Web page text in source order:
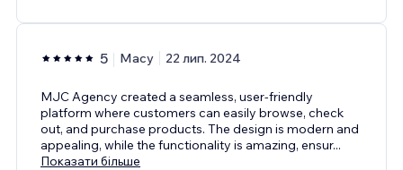
5 Macy 22 лип. 2024
MJC Agency created a seamless, user-friendly
platform where customers can easily browse, check
out, and purchase products. The design is modern and
appealing, while the functionality is amazing, ensur...
Показати більше